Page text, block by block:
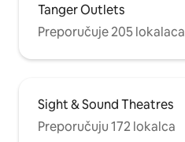
Tanger Outlets
Preporučuje 205 lokalaca
Sight & Sound Theatres
Preporučuju 172 lokalca